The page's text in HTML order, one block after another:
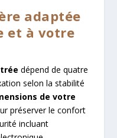
adaptée
et à votre
dépend de quatre
selon la stabilité
de votre
préserver le confort
incluant